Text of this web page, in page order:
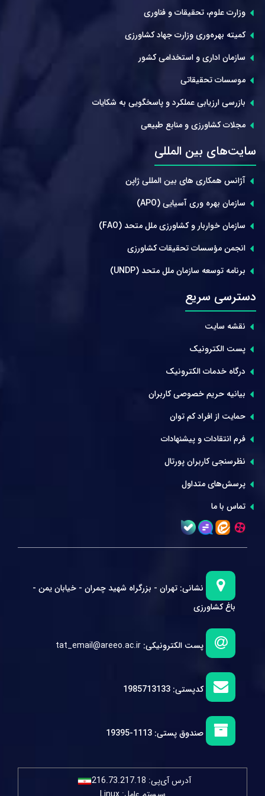
وزارت علوم، تحقیقات و فناوری
کمیته بهره‌وری وزارت جهاد کشاورزی
سازمان اداری و استخدامی کشور
موسسات تحقیقاتی
بازرسی ارزیابی عملکرد و پاسخگویی به شکایات
مجلات کشاورزی و منابع طبیعی
سایت‌های بین المللی
آژانس همکاری های بین المللی ژاپن
سازمان بهره وری آسیایی (APO)
سازمان خواربار و کشاورزی ملل متحد (FAO)
انجمن مؤسسات تحقیقات کشاورزی
برنامه توسعه سازمان ملل متحد (UNDP)
دسترسی سریع
نقشه سایت
پست الکترونیک
درگاه خدمات الکترونیک
بیانیه حریم خصوصی کاربران
حمایت از افراد کم توان
فرم انتقادات و پیشنهادات
نظرسنجی کاربران پورتال
پرسش‌های متداول
تماس با ما
نشانی: تهران - بزرگراه شهید چمران - خیابان یمن -
باغ کشاورزی
پست الکترونیکی: tat_email@areeo.ac.ir
کدپستی: 1985713133
صندوق پستی: 1113-19395
آدرس آی‌پی: 216.73.217.18